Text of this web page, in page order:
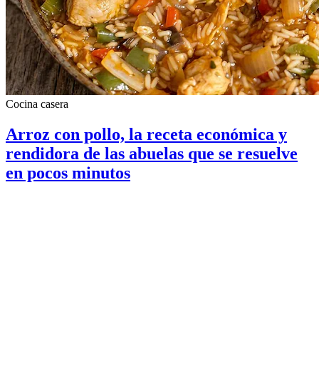
Cocina casera
Arroz con pollo, la receta económica y
rendidora de las abuelas que se resuelve
en pocos minutos